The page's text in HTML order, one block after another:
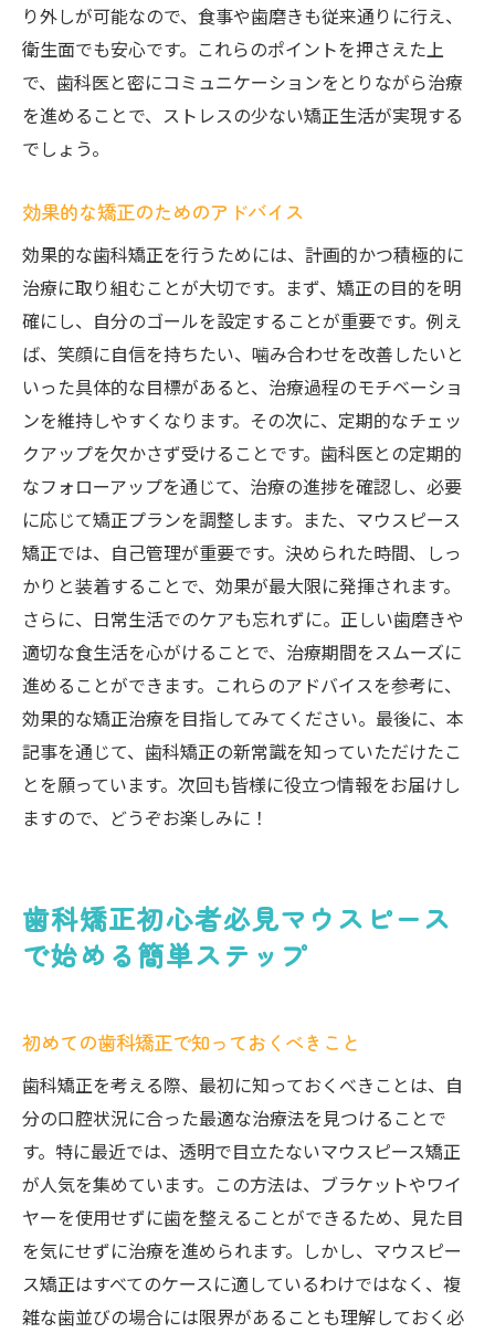
り外しが可能なので、食事や歯磨きも従来通りに行え、
衛生面でも安心です。これらのポイントを押さえた上
で、歯科医と密にコミュニケーションをとりながら治療
を進めることで、ストレスの少ない矯正生活が実現する
でしょう。
効果的な矯正のためのアドバイス
効果的な歯科矯正を行うためには、計画的かつ積極的に
治療に取り組むことが大切です。まず、矯正の目的を明
確にし、自分のゴールを設定することが重要です。例え
ば、笑顔に自信を持ちたい、噛み合わせを改善したいと
いった具体的な目標があると、治療過程のモチベーショ
ンを維持しやすくなります。その次に、定期的なチェッ
クアップを欠かさず受けることです。歯科医との定期的
なフォローアップを通じて、治療の進捗を確認し、必要
に応じて矯正プランを調整します。また、マウスピース
矯正では、自己管理が重要です。決められた時間、しっ
かりと装着することで、効果が最大限に発揮されます。
さらに、日常生活でのケアも忘れずに。正しい歯磨きや
適切な食生活を心がけることで、治療期間をスムーズに
進めることができます。これらのアドバイスを参考に、
効果的な矯正治療を目指してみてください。最後に、本
記事を通じて、歯科矯正の新常識を知っていただけたこ
とを願っています。次回も皆様に役立つ情報をお届けし
ますので、どうぞお楽しみに！
歯科矯正初心者必見マウスピース
で始める簡単ステップ
初めての歯科矯正で知っておくべきこと
歯科矯正を考える際、最初に知っておくべきことは、自
分の口腔状況に合った最適な治療法を見つけることで
す。特に最近では、透明で目立たないマウスピース矯正
が人気を集めています。この方法は、ブラケットやワイ
ヤーを使用せずに歯を整えることができるため、見た目
を気にせずに治療を進められます。しかし、マウスピー
ス矯正はすべてのケースに適しているわけではなく、複
雑な歯並びの場合には限界があることも理解しておく必